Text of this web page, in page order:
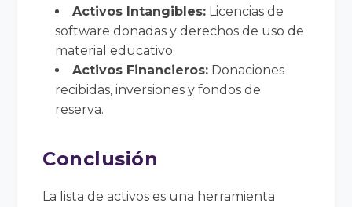
Activos Intangibles: Licencias de
software donadas y derechos de uso de
material educativo.
Activos Financieros: Donaciones
recibidas, inversiones y fondos de
reserva.
Conclusión
La lista de activos es una herramienta